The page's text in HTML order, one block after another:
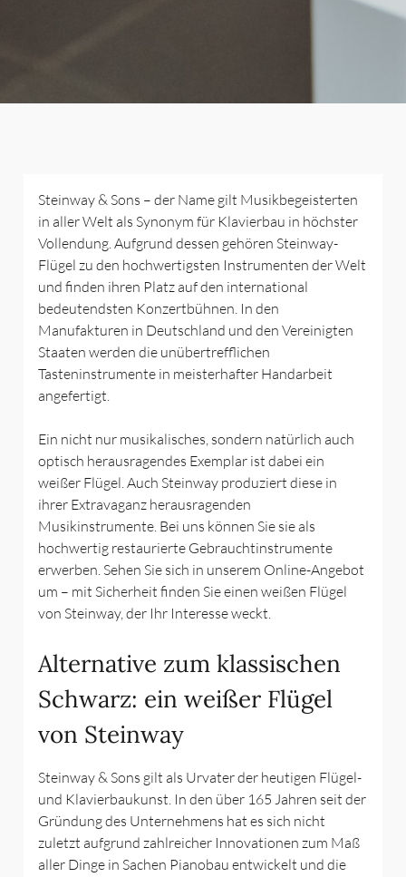
Steinway & Sons – der Name gilt Musikbegeisterten
in aller Welt als Synonym für Klavierbau in höchster
Vollendung. Aufgrund dessen gehören Steinway-
Flügel zu den hochwertigsten Instrumenten der Welt
und finden ihren Platz auf den international
bedeutendsten Konzertbühnen. In den
Manufakturen in Deutschland und den Vereinigten
Staaten werden die unübertrefflichen
Tasteninstrumente in meisterhafter Handarbeit
angefertigt.
Ein nicht nur musikalisches, sondern natürlich auch
optisch herausragendes Exemplar ist dabei ein
weißer Flügel. Auch Steinway produziert diese in
ihrer Extravaganz herausragenden
Musikinstrumente. Bei uns können Sie sie als
hochwertig restaurierte Gebrauchtinstrumente
erwerben. Sehen Sie sich in unserem Online-Angebot
um – mit Sicherheit finden Sie einen weißen Flügel
von Steinway, der Ihr Interesse weckt.
Alternative zum klassischen
Schwarz: ein weißer Flügel
von Steinway
Steinway & Sons gilt als Urvater der heutigen Flügel-
und Klavierbaukunst. In den über 165 Jahren seit der
Gründung des Unternehmens hat es sich nicht
zuletzt aufgrund zahlreicher Innovationen zum Maß
aller Dinge in Sachen Pianobau entwickelt und die